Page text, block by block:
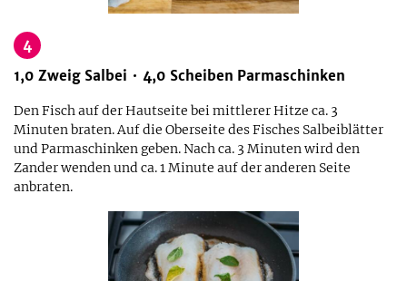
4
1,0 Zweig Salbei 4,0 Scheiben Parmaschinken
Den Fisch auf der Hautseite bei mittlerer Hitze ca. 3
Minuten braten. Auf die Oberseite des Fisches Salbeiblätter
und Parmaschinken geben. Nach ca. 3 Minuten wird den
Zander wenden und ca. 1 Minute auf der anderen Seite
anbraten.